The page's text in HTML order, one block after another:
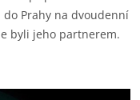
Prahy na dvoudenní
byli jeho partnerem.